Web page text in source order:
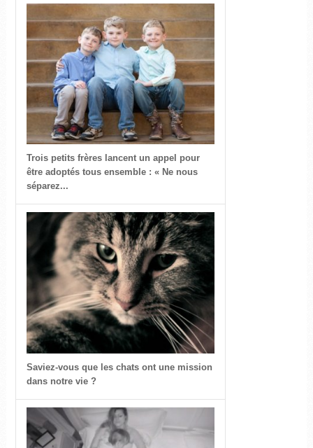
Trois petits frères lancent un appel pour
être adoptés tous ensemble : « Ne nous
séparez...
Saviez-vous que les chats ont une mission
dans notre vie ?